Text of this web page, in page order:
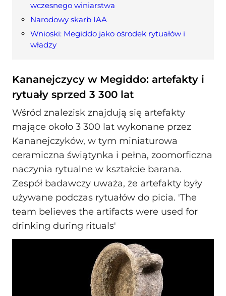
wczesnego winiarstwa
Narodowy skarb IAA
Wnioski: Megiddo jako ośrodek rytuałów i
władzy
Kananejczycy w Megiddo: artefakty i
rytuały sprzed 3 300 lat
Wśród znalezisk znajdują się artefakty
mające około 3 300 lat wykonane przez
Kananejczyków, w tym miniaturowa
ceramiczna świątynka i pełna, zoomorficzna
naczynia rytualne w kształcie barana.
Zespół badawczy uważa, że artefakty były
używane podczas rytuałów do picia. 'The
team believes the artifacts were used for
drinking during rituals'